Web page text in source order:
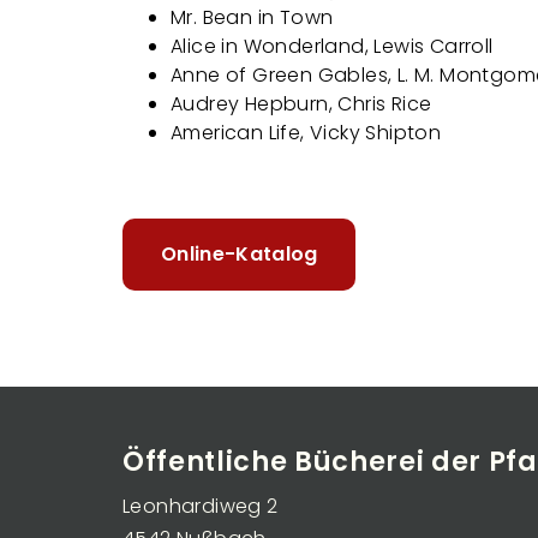
Mr. Bean in Town
Alice in Wonderland, Lewis Carroll
Anne of Green Gables, L. M.
Audrey Hepburn, Chris Rice
American Life, Vicky Shipton
Online-Katalog
Öffentliche Bücherei der
Leonhardiweg 2